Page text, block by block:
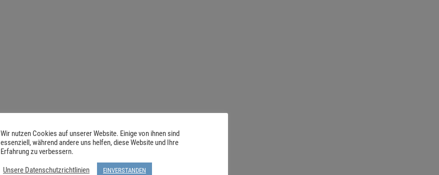
Wir nutzen Cookies auf unserer Website. Einige von ihnen sind
essenziell, während andere uns helfen, diese Website und Ihre
Erfahrung zu verbessern.
Unsere Datenschutzrichtlinien
EINVERSTANDEN